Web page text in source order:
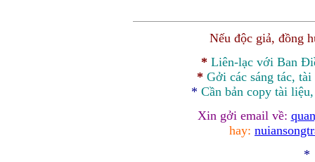
Nếu độc giả, đồng
* Liên-lạc với Ban
* Gởi các sáng tác,
* Cần bản copy tài
Xin gởi email về:
hay:
*